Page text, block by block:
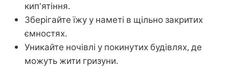
кип'ятіння.
Зберігайте їжу у наметі в щільно закритих
ємностях.
Уникайте ночівлі у покинутих будівлях, де
можуть жити гризуни.